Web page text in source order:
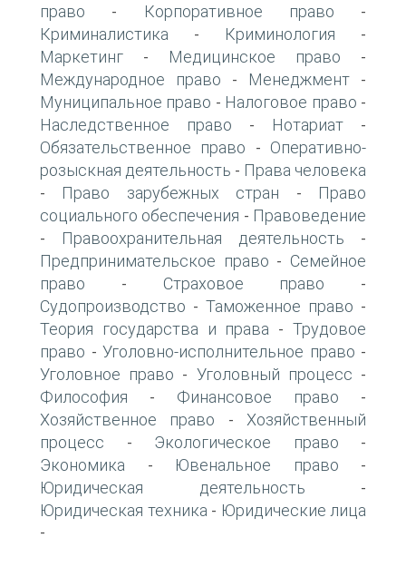
право - Корпоративное право -
Криминалистика - Криминология -
Маркетинг - Медицинское право -
Международное право - Менеджмент -
Муниципальное право - Налоговое право -
Наследственное право - Нотариат -
Обязательственное право - Оперативно-
розыскная деятельность - Права человека
- Право зарубежных стран -
Право
социального обеспечения - Правоведение
- Правоохранительная деятельность -
Предпринимательское право - Семейное
право - Страховое право -
Судопроизводство - Таможенное право -
Теория государства и права -Трудовое
право - Уголовно-исполнительное право -
Уголовное право - Уголовный процесс -
Философия - Финансовое право -
Хозяйственное право - Хозяйственный
процесс - Экологическое право -
Экономика - Ювенальное право -
Юридическая деятельность -
Юридическая техника - Юридические лица
-